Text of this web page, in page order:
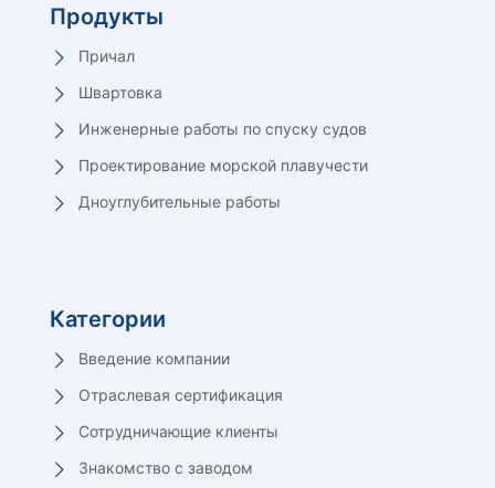
Продукты
Причал
Швартовка
Инженерные работы по спуску судов
Проектирование морской плавучести
Дноуглубительные работы
Категории
Введение компании
Отраслевая сертификация
Сотрудничающие клиенты
Знакомство с заводом